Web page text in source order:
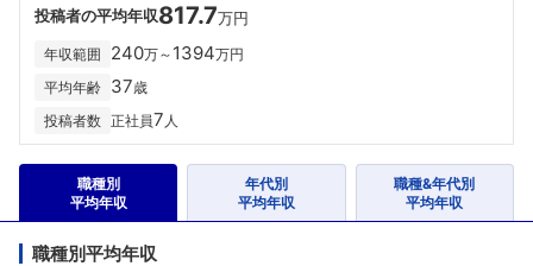
投稿者の平均年収817.7万円
年収範囲 240万～ 1394万円
平均年齢 37歳
投稿者数 正社員7 人
職種別
平均年収
年代別
平均年収
職種&年代別
平均年収
職種別平均年収